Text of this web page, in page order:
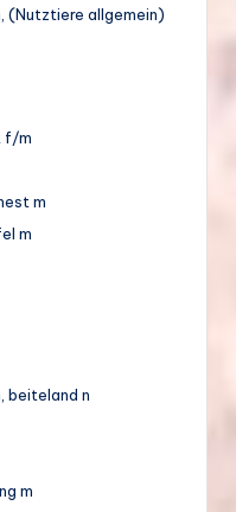
(Nutztiere allgemein)
f/m
m
m
beiteland n
m